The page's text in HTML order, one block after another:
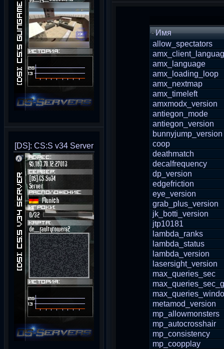
[DS]: CS:S v34 Server
Имя
allow_spectators
amx_language
amx_loading_loop
amx_nextmap
amx_timeleft
amxmodx_version
antiegon_mode
antiegon_version
bunnyjump_version
coop
deathmatch
decalfrequency
dp_version
edgefriction
eye_version
grab_plus_version
jk_botti_version
jtp10181
lambda_ranks
lambda_status
lambda_version
lasersight_version
max_queries_sec
metamod_version
mp_allowmonsters
mp_autocrosshair
mp_consistency
mp_coopplay